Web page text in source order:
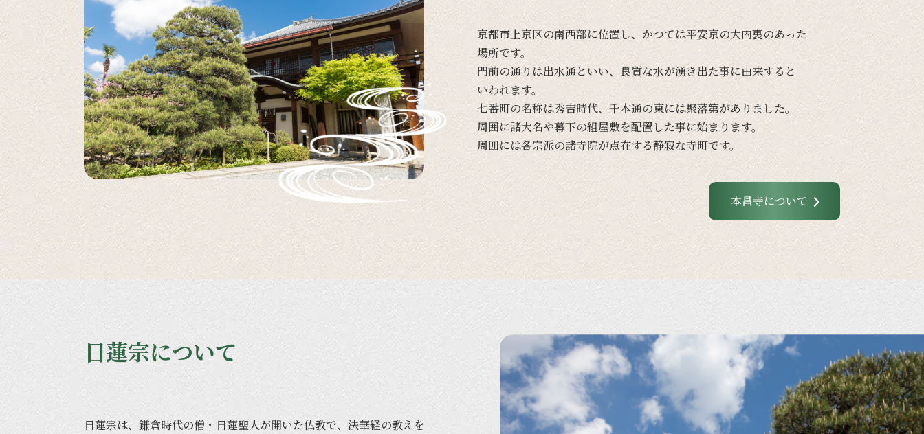
京都市上京区の南西部に位置し、 かつては平安京の大内裏のあった
場所です。
門前の通りは出水通といい、 良質な水が湧き出た事に由来すると
いわれます。
七番町の名称は秀吉時代、千本通の東には聚落第がありました。
周囲に諸大名や幕下の組屋敷を配置した事に始まります。
周囲には各宗派の諸寺院が点在する静寂な寺町です。
本昌寺について
日蓮宗について
日蓮宗は、 鎌倉時代の僧・日蓮聖人が開いた仏教で、 法華経の教えを